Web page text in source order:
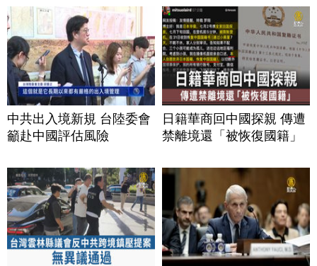
中共出入境新規 台陸委會
籲赴中國評估風險
日籍華商回中國探親 傳遭
禁離境還「被恢復國籍」